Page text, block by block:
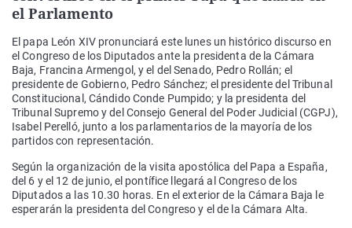
el Parlamento
El papa León XIV pronunciará este lunes un histórico discurso en
el Congreso de los Diputados ante la presidenta de la Cámara
Baja, Francina Armengol, y el del Senado, Pedro Rollán; el
presidente de Gobierno, Pedro Sánchez; el presidente del Tribunal
Constitucional, Cándido Conde Pumpido; y la presidenta del
Tribunal Supremo y del Consejo General del Poder Judicial (CGPJ),
Isabel Perelló, junto a los parlamentarios de la mayoría de los
partidos con representación.
Según la organización de la visita apostólica del Papa a España,
del 6 y el 12 de junio, el pontífice llegará al Congreso de los
Diputados a las 10.30 horas. En el exterior de la Cámara Baja le
esperarán la presidenta del Congreso y el de la Cámara Alta.